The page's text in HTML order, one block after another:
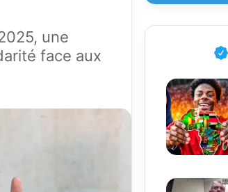
une
face aux